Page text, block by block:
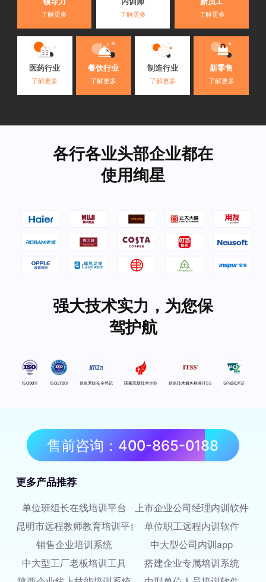
了解更多 了解更多 了解更多
医药行业
了解更多
餐饮行业
了解更多
制造行业
了解更多
新零售
了解更多
各行各业头部企业都在
使用绚星
强大技术实力，为您保
驾护航
ISO9011 ISO27001 信息系统安全登记 国家高新技术企业 信息技术服务标准ITSS SP或ICP证
售前咨询：400-865-0188
更多产品推荐
单位班组长在线培训平台
上市企业公司经理内训软件
昆明市远程教师教育培训平台
单位职工远程内训软件
销售企业培训系统
中大型公司内训app
中大型工厂老板培训工具
搭建企业专属培训系统